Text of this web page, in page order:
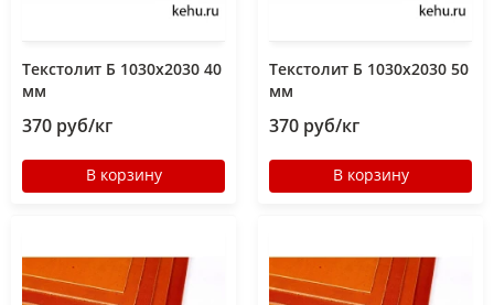
Текстолит Б 1030х2030 40
мм
370 руб/кг
В корзину
Текстолит Б 1030х2030 50
мм
370 руб/кг
В корзину